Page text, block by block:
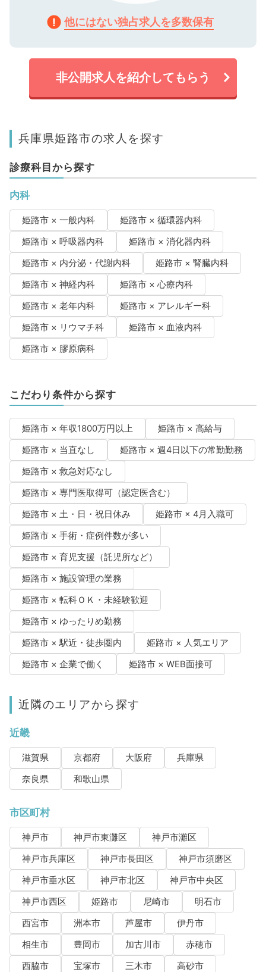
他にはない独占求人を多数保有
非公開求人を紹介してもらう
兵庫県姫路市の求人を探す
診療科目から探す
内科
姫路市 × 一般内科
姫路市 × 循環器内科
姫路市 × 呼吸器内科
姫路市 × 消化器内科
姫路市 × 内分泌・代謝内科
姫路市 × 腎臓内科
姫路市 × 神経内科
姫路市 × 心療内科
姫路市 × 老年内科
姫路市 × アレルギー科
姫路市 × リウマチ科
姫路市 × 血液内科
姫路市 × 膠原病科
こだわり条件から探す
姫路市 × 年収1800万円以上
姫路市 × 高給与
姫路市 × 当直なし
姫路市 × 週4日以下の常勤勤務
姫路市 × 救急対応なし
姫路市 × 専門医取得可（認定医含む）
姫路市 × 土・日・祝日休み
姫路市 × 4月入職可
姫路市 × 手術・症例件数が多い
姫路市 × 育児支援（託児所など）
姫路市 × 施設管理の業務
姫路市 × 転科ＯＫ・未経験歓迎
姫路市 × ゆったりめ勤務
姫路市 × 駅近・徒歩圏内
姫路市 × 人気エリア
姫路市 × 企業で働く
姫路市 × WEB面接可
近隣のエリアから探す
近畿
滋賀県 京都府 大阪府
兵庫県
奈良県
和歌山県
市区町村
神戸市 神戸市東灘区
神戸市灘区
神戸市兵庫区
神戸市長田区
神戸市須磨区
神戸市垂水区
神戸市北区
神戸市中央区
神戸市西区
姫路市 尼崎市
明石市
西宮市
洲本市 芦屋市
伊丹市
相生市
豊岡市 加古川市
赤穂市
西脇市
宝塚市 三木市
高砂市